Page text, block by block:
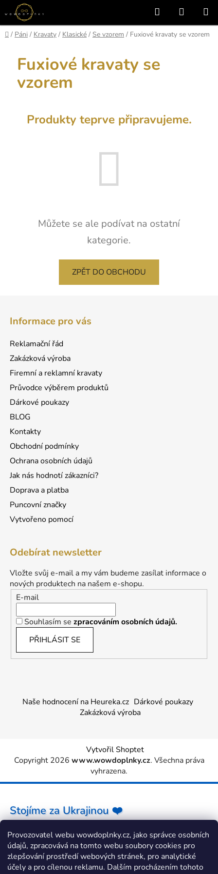
Provozovatel webu wowdoplnky.cz, jako správce osobních
údajů, zpracovává na tomto webu soubory cookies pro
zlepšování prostředí webových stránek, pro analytické
účely a pro cílenou reklamu. Dalším procházením tohoto
Přejít
na
obsah
Hledat
KOŠÍK
Domů
/ Páni / Kravaty / Klasické / Se vzorem / Fuxiové kravaty se vzorem
Fuxiové kravaty se
vzorem
Produkty teprve připravujeme.
Můžete se ale podívat na ostatní
kategorie.
ZPĚT DO OBCHODU
Informace pro vás
Reklamační řád
Zakázková výroba
Firemní a reklamní kravaty
Průvodce výběrem produktů
Dárkové poukazy
BLOG
Kontakty
Obchodní podmínky
Ochrana osobních údajů
Jak nás hodnotí zákazníci?
Doprava a platba
Puncovní značky
Vytvořeno pomocí
Odebírat newsletter
Vložte svůj e-mail a my vám budeme zasílat informace o
nových produktech na našem e-shopu.
E-mail
Souhlasím se zpracováním osobních údajů.
PŘIHLÁSIT SE
Naše hodnocení na Heureka.cz Dárkové poukazy
Zakázková výroba
Vytvořil Shoptet
Copyright 2026 www.wowdoplnky.cz. Všechna práva
vyhrazena.
Stojíme za Ukrajinou ❤️
Jak a čím pomoci »